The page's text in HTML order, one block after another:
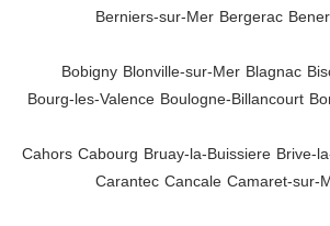
Bergerac
Berniers-sur-Mer
Blagnac
Blonville-sur-Mer
Bobigny
Boulogne-Billancourt
Bourg-les-Valence
Brive-
Bruay-la-Buissiere
Cabourg
Cahors
Camaret-sur-
Cancale
Carantec